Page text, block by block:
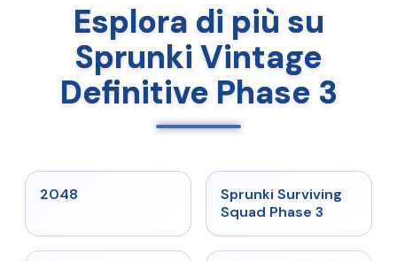
Esplora di più su
Sprunki Vintage
Definitive Phase 3
2048 ★ 4.7
Sprunki Surviving
Squad Phase 3